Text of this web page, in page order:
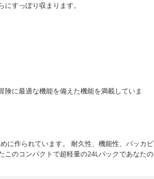
すっぽり収まります。
に最適な機能を備えた機能を満載していま
に作られています。 耐久性、機能性、パッカビ
このコンパクトで超軽量の24Lパックであなたの